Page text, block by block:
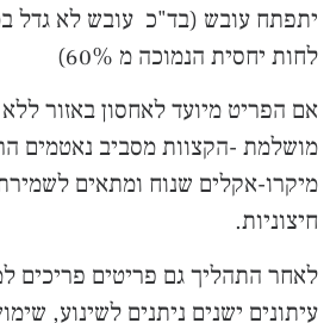
יתפתח עובש (בד"כ עובש לא גדל
לחות יחסית הנמוכה מ 60%)
אם הפריט מיועד לאחסון באזור
מושלמת -הקצוות מסביב נאטמים
מיקרו-אקלים שנוח ומתאים
חיצוניות.
לאחר התהליך גם פריטים פריכים
עיתונים ישנים ניתנים לשינוע,